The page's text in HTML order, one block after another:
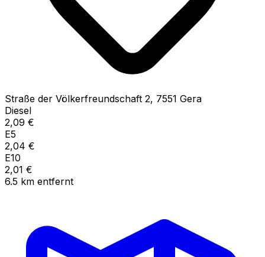
Straße der Völkerfreundschaft 2, 7551 Gera
Diesel
2,09 €
E5
2,04 €
E10
2,01 €
6.5 km entfernt